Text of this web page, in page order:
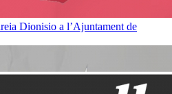
Dionisio a l’Ajuntament de